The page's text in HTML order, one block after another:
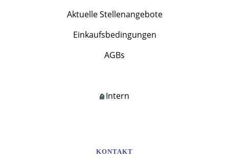
Aktuelle Stellenangebote
Einkaufsbedingungen
AGBs
Intern
KONTAKT